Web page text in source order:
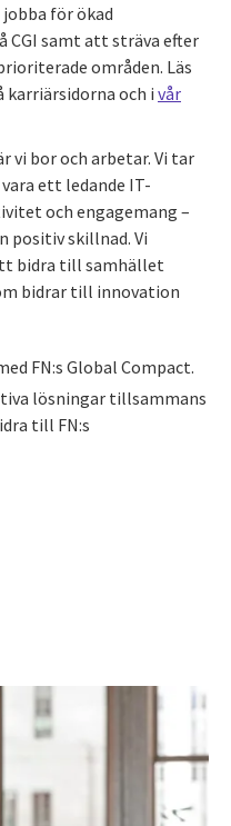
för ökad
CGI samt att sträva efter
områden. Läs
karriärsidorna och i vår
vi bor och arbetar. Vi tar
ett ledande IT-
och engagemang –
positiv skillnad. Vi
bidra till samhället
bidrar till innovation
FN:s Global Compact.
lösningar tillsammans
till FN:s